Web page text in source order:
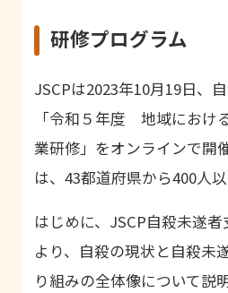
研修プログラム
JSCPは2023年10月19日、
「令和５年度 地域におけ
業研修」をオンラインで開
は、43都道府県から400人
はじめに、 JSCP自殺未遂
より、自殺の現状と自殺未
り組みの全体像について説